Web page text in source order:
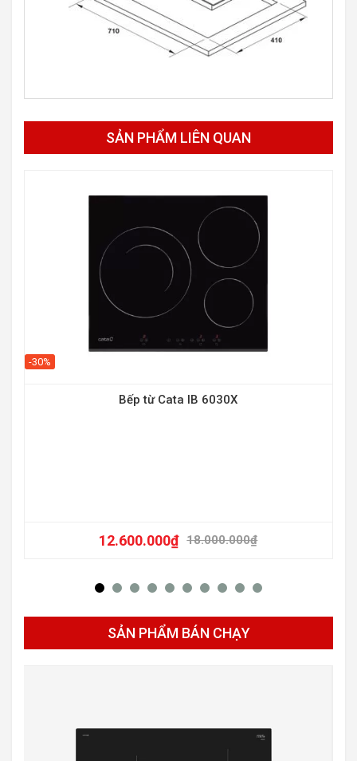
SẢN PHẨM LIÊN QUAN
-30%
Bếp từ Cata IB 6030X
18.000.000₫
12.600.000₫
SẢN PHẨM BÁN CHẠY